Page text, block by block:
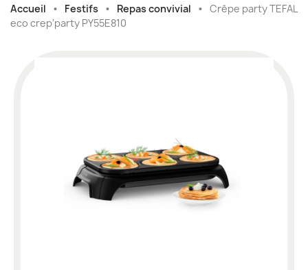
Accueil Festifs Repas convivial
Crêpe party TEFAL
eco crep'party PY55E810